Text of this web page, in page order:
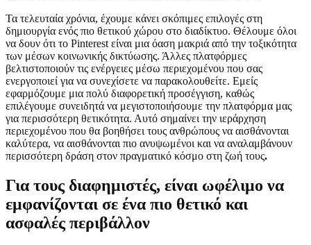
Τα τελευταία χρόνια, έχουμε κάνει σκόπιμες επιλογές στη
δημιουργία ενός πιο θετικού χώρου στο διαδίκτυο. Θέλουμε όλοι
να δουν ότι το Pinterest είναι μια όαση μακριά από την τοξικότητα
των μέσων κοινωνικής δικτύωσης. Άλλες πλατφόρμες
βελτιστοποιούν τις ενέργειες μέσω περιεχομένου που σας
ενεργοποιεί για να συνεχίσετε να παρακολουθείτε. Εμείς
εφαρμόζουμε μια πολύ διαφορετική προσέγγιση, καθώς
επιλέγουμε συνειδητά να μεγιστοποιήσουμε την πλατφόρμα μας
για περισσότερη θετικότητα. Αυτό σημαίνει την ιεράρχηση
περιεχομένου που θα βοηθήσει τους ανθρώπους να αισθάνονται
καλύτερα, να αισθάνονται πιο ανυψωμένοι και να αναλαμβάνουν
περισσότερη δράση στον πραγματικό κόσμο στη ζωή τους.
Για τους διαφημιστές, είναι ωφέλιμο να
εμφανίζονται σε ένα πιο θετικό και
ασφαλές περιβάλλον